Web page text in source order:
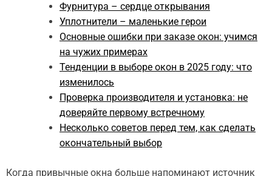
Фурнитура – сердце открывания
Уплотнители – маленькие герои
Основные ошибки при заказе окон: учимся
на чужих примерах
Тенденции в выборе окон в 2025 году: что
изменилось
Проверка производителя и установка: не
доверяйте первому встречному
Несколько советов перед тем, как сделать
окончательный выбор
Когда привычные окна больше напоминают источник